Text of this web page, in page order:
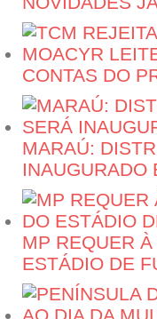
CONTAS DO
MARAÚ:
INAUGURADO
MP REQUER
ESTÁDIO DE